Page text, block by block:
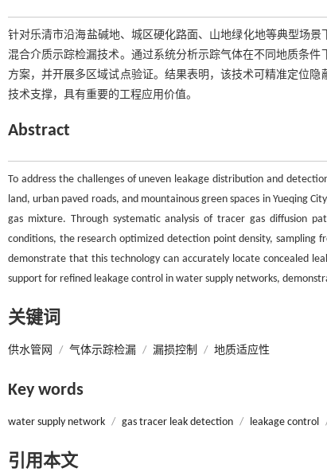
针对乐清市沿海盐碱地、城区硬化路面、山地绿化地等典型场
混合介质示踪检漏技术。通过系统分析示踪气体在不同地质条
方案，并开展多区域试点验证。结果表明，该技术可精准定位
技术支撑，具有重要的工程应用价值。
Abstract
To address the challenges of uneven leakage distribution and
land, urban paved roads, and mountainous green spaces in Yueqing
gas mixture. Through systematic analysis of tracer gas diffusion
conditions, the research optimized detection point density, sampling
demonstrate that this technology can accurately locate concealed
support for refined leakage control in water supply networks,
关键词
供水管网 / 气体示踪检漏 / 漏损控制 / 地质适应性
Key words
water supply network / gas tracer leak detection / leakage control
引用本文